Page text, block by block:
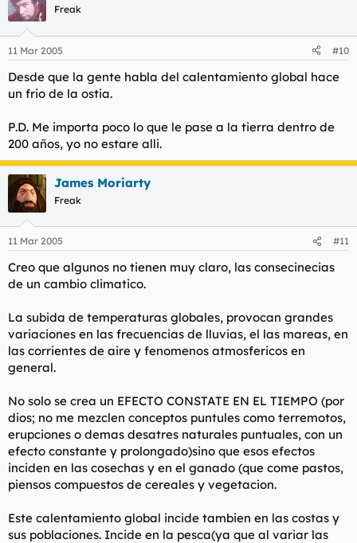
Freak
11 Mar 2005 #10
Desde que la gente habla del calentamiento global hace
un frio de la ostia.
P.D. Me importa poco lo que le pase a la tierra dentro de
200 años, yo no estare alli.
James Moriarty
Freak
11 Mar 2005 #11
Creo que algunos no tienen muy claro, las consecinecias
de un cambio climatico.
La subida de temperaturas globales, provocan grandes
variaciones en las frecuencias de lluvias, el las mareas, en
las corrientes de aire y fenomenos atmosfericos en
general.
No solo se crea un EFECTO CONSTATE EN EL TIEMPO (por
dios; no me mezclen conceptos puntules como terremotos,
erupciones o demas desatres naturales puntuales, con un
efecto constante y prolongado)sino que esos efectos
inciden en las cosechas y en el ganado (que come pastos,
piensos compuestos de cereales y vegetacion.
Este calentamiento global incide tambien en las costas y
sus poblaciones. Incide en la pesca(ya que al variar las